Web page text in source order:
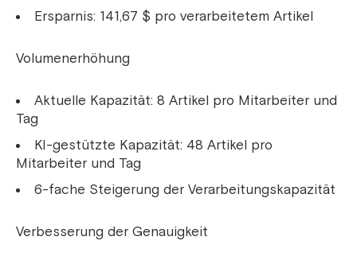
Ersparnis: 141,67 $ pro verarbeitetem Artikel
Volumenerhöhung
Aktuelle Kapazität: 8 Artikel pro Mitarbeiter und
Tag
KI-gestützte Kapazität: 48 Artikel pro
Mitarbeiter und Tag
6-fache Steigerung der Verarbeitungskapazität
Verbesserung der Genauigkeit